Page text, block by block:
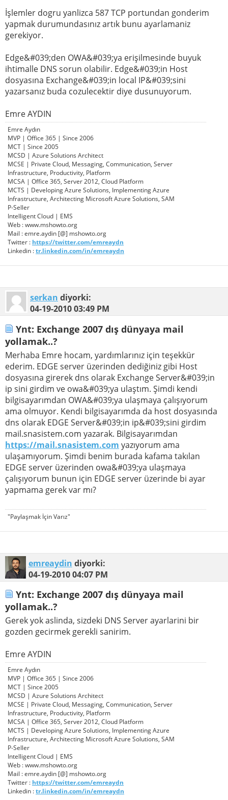
İşlemler dogru yanlizca 587 TCP portundan gonderim
yapmak durumundasınız artık bunu ayarlamaniz
gerekiyor.
Edge&#039;den OWA&#039;ya erişilmesinde buyuk
ihtimalle DNS sorun olabilir. Edge&#039;in Host
dosyasına Exchange&#039;in local IP&#039;sini
yazarsanız buda cozulecektir diye dusunuyorum.
Emre AYDIN
Emre Aydın
MVP | Office 365 | Since 2006
MCT | Since 2005
MCSD | Azure Solutions Architect
MCSE | Private Cloud, Messaging, Communication, Server
Infrastructure, Productivity, Platform
MCSA | Office 365, Server 2012, Cloud Platform
MCTS | Developing Azure Solutions, Implementing Azure
Infrastructure, Architecting Microsoft Azure Solutions, SAM
P-Seller
Intelligent Cloud | EMS
Web : www.mshowto.org
Mail : emre.aydin [@] mshowto.org
Twitter : https://twitter.com/emreaydn
Linkedin :tr.linkedin.com/in/emreaydn
serkan diyorki:
04-19-201003:49 PM
Ynt: Exchange 2007 dış dünyaya mail
yollamak..?
Merhaba Emre hocam, yardımlarınız için teşekkür
ederim. EDGE server üzerinden dediğiniz gibi Host
dosyasına girerek dns olarak Exchange Server&#039;in
ip sini girdim ve owa&#039;ya ulaştım. Şimdi kendi
bilgisayarımdan OWA&#039;ya ulaşmaya çalışıyorum
ama olmuyor. Kendi bilgisayarımda da host dosyasında
dns olarak EDGE Server&#039;in ip&#039;sini girdim
mail.snasistem.com yazarak. Bilgisayarımdan
https://mail.snasistem.com yazıyorum ama
ulaşamıyorum. Şimdi benim burada kafama takılan
EDGE server üzerinden owa&#039;ya ulaşmaya
çalışıyorum bunun için EDGE server üzerinde bi ayar
yapmama gerek var mı?
"Paylaşmak İçin Varız"
emreaydin diyorki:
04-19-201004:07 PM
Ynt: Exchange 2007 dış dünyaya mail
yollamak..?
Gerek yok aslinda, sizdeki DNS Server ayarlarini bir
gozden gecirmek gerekli sanirim.
Emre AYDIN
Emre Aydın
MVP | Office 365 | Since 2006
MCT | Since 2005
MCSD | Azure Solutions Architect
MCSE | Private Cloud, Messaging, Communication, Server
Infrastructure, Productivity, Platform
MCSA | Office 365, Server 2012, Cloud Platform
MCTS | Developing Azure Solutions, Implementing Azure
Infrastructure, Architecting Microsoft Azure Solutions, SAM
P-Seller
Intelligent Cloud | EMS
Web : www.mshowto.org
Mail : emre.aydin [@] mshowto.org
Twitter : https://twitter.com/emreaydn
Linkedin :tr.linkedin.com/in/emreaydn